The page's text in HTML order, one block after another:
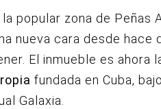
popular zona de Peñas
nueva cara desde hace
El inmueble es ahora
fundada en Cuba,
Galaxia.